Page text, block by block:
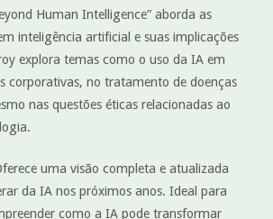
Human Intelligence” aborda as
inteligência artificial e suas implicações
explora temas como o uso da IA em
corporativas, no tratamento de doenças
nas questões éticas relacionadas ao
uma visão completa e atualizada
da IA nos próximos anos. Ideal para
como a IA pode transformar